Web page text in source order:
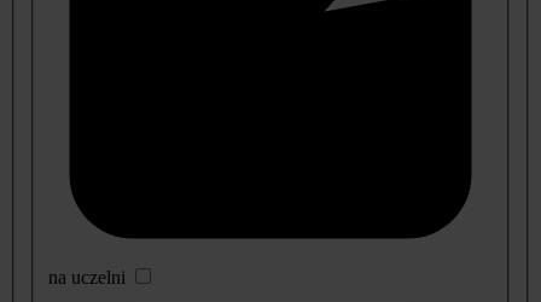
na uczelni